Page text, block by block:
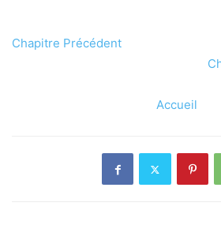
Chapitre Précédent
Accueil